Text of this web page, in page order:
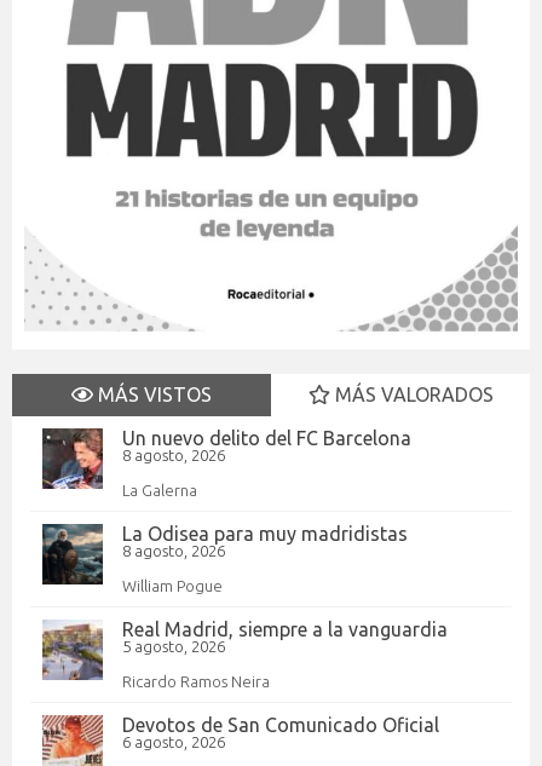
MÁS VISTOS
MÁS VALORADOS
Un nuevo delito del FC Barcelona
8 agosto, 2026
La Galerna
La Odisea para muy madridistas
8 agosto, 2026
William Pogue
Real Madrid, siempre a la vanguardia
5 agosto, 2026
Ricardo Ramos Neira
Devotos de San Comunicado Oficial
6 agosto, 2026